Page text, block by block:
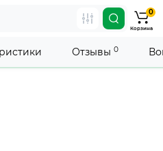
временно приостановлена.
чтобы возобновить прием
можно скорее.
0
Корзина
Отзывы 0